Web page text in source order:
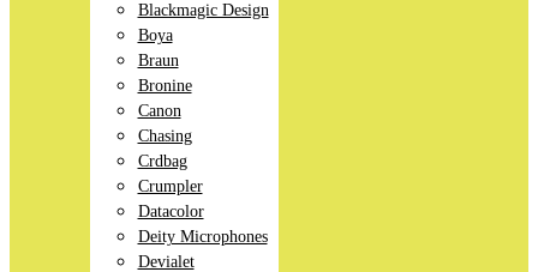
Blackmagic Design
Boya
Braun
Bronine
Canon
Chasing
Crdbag
Crumpler
Datacolor
Deity Microphones
Devialet